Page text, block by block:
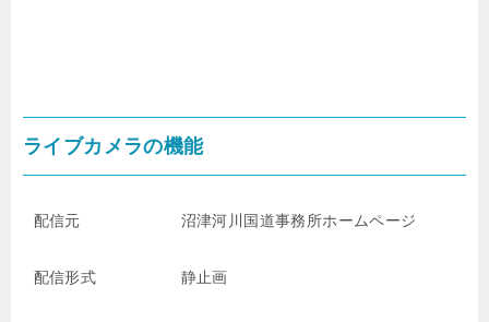
ライブカメラの機能
配信元 沼津河川国道事務所ホームページ
配信形式 静止画